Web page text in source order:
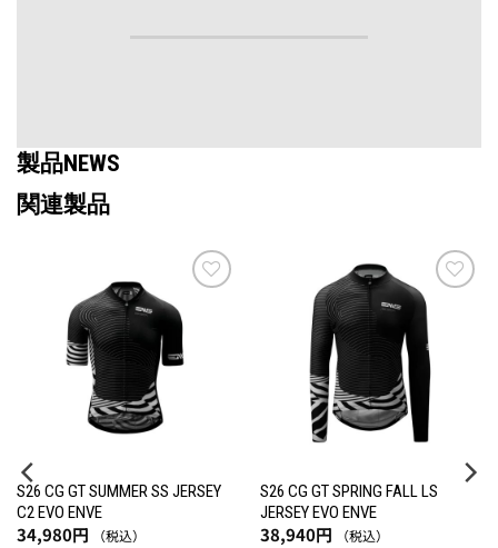
製品NEWS
関連製品
S26 CG GT SUMMER SS JERSEY
C2 EVO ENVE
34,980円 （税込）
S26 CG GT SPRING FALL LS
JERSEY EVO ENVE
38,940円 （税込）